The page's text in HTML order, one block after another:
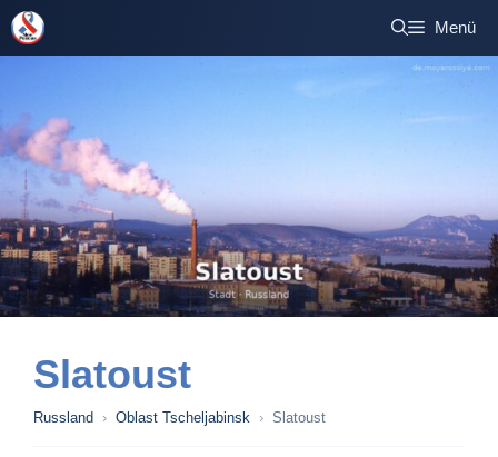
Zum
Inhalt
springen
Menü
Slatoust
Russland › Oblast Tscheljabinsk › Slatoust